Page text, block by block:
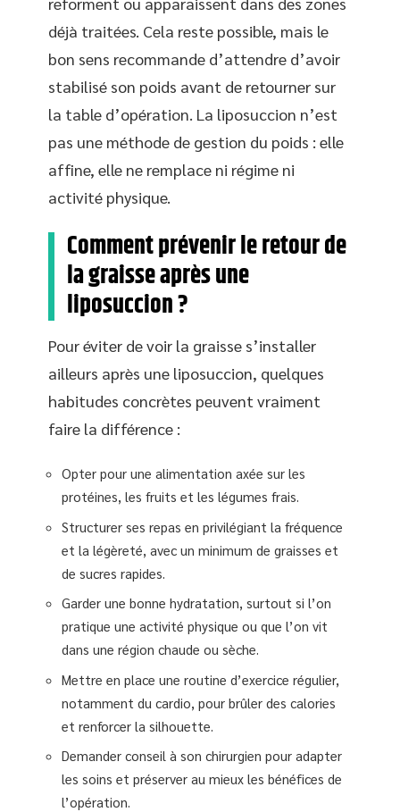
déjà traitées. Cela reste possible, mais le
bon sens recommande d’attendre d’avoir
stabilisé son poids avant de retourner sur
la table d’opération. La liposuccion n’est
pas une méthode de gestion du poids : elle
affine, elle ne remplace ni régime ni
activité physique.
Comment prévenir le retour de
la graisse après une
liposuccion ?
Pour éviter de voir la graisse s’installer
ailleurs après une liposuccion, quelques
habitudes concrètes peuvent vraiment
faire la différence :
Opter pour une alimentation axée sur les
protéines, les fruits et les légumes frais.
Structurer ses repas en privilégiant la fréquence
et la légèreté, avec un minimum de graisses et
de sucres rapides.
Garder une bonne hydratation, surtout si l’on
pratique une activité physique ou que l’on vit
dans une région chaude ou sèche.
Mettre en place une routine d’exercice régulier,
notamment du cardio, pour brûler des calories
et renforcer la silhouette.
Demander conseil à son chirurgien pour adapter
les soins et préserver au mieux les bénéfices de
l’opération.